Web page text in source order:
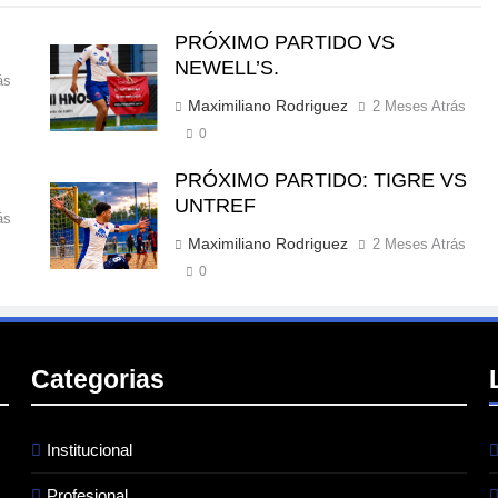
PRÓXIMO PARTIDO VS
NEWELL’S.
Maximiliano Rodriguez 2 Meses Atrás
0
PRÓXIMO PARTIDO: TIGRE VS
UNTREF
Maximiliano Rodriguez 2 Meses Atrás
0
Categorias
Institucional